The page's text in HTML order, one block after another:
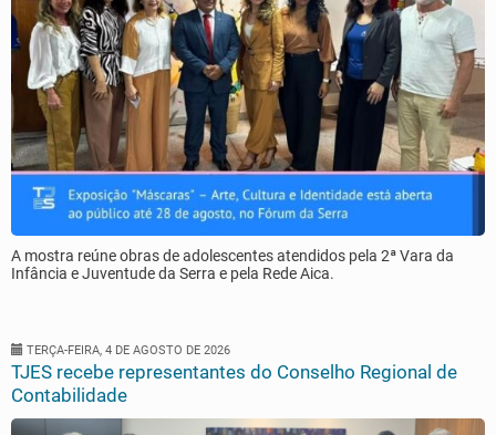
A mostra reúne obras de adolescentes atendidos pela 2ª Vara da
Infância e Juventude da Serra e pela Rede Aica.
TERÇA-FEIRA, 4 DE AGOSTO DE 2026
TJES recebe representantes do Conselho Regional de
Contabilidade